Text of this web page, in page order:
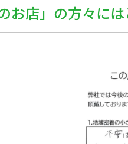
お店」の方々に